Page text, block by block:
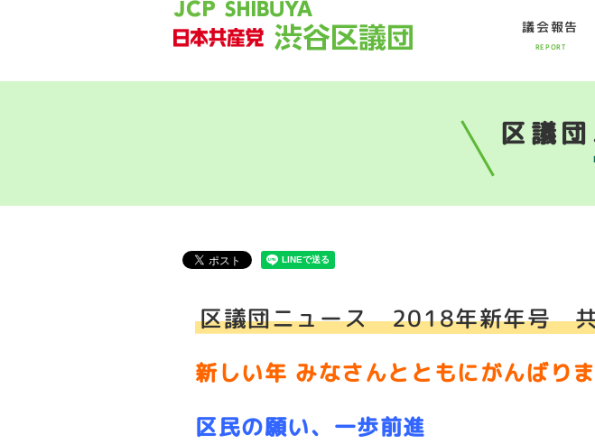
議会報告
REPORT
区議
区議団ニュース 2018年新年号 共
新しい年 みなさんとともにがんばり
区民の願い、一歩前進